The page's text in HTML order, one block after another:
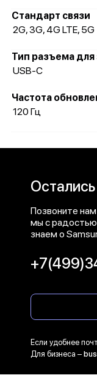
Стандарт связи
2G, 3G, 4G LTE, 5G
Тип разъема для
USB-C
Частота
120 Гц
Позвоните
мы с
знаем о
Если удобнее
Для бизнеса –